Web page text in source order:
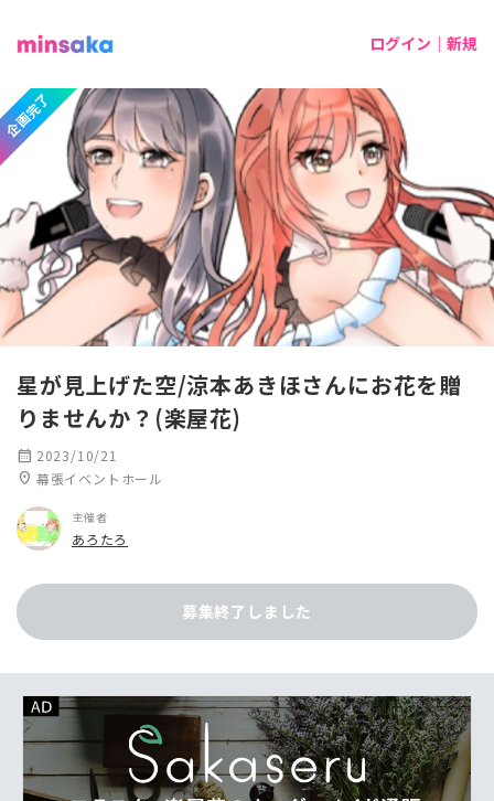
ログイン｜新規
企画完了
星が見上げた空/涼本あきほさんにお花を贈
りませんか？(楽屋花)
calendar_month 2023/10/21
location_on 幕張イベントホール
主催者
あろたろ
募集終了しました